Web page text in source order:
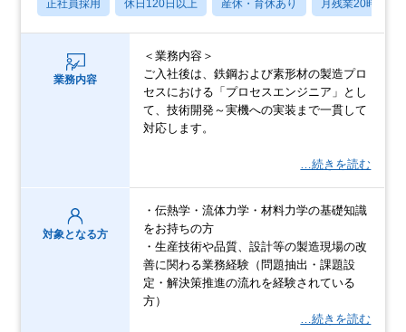
正社員採用 休日120日以上 産休・育休あり 月残業20時間以
業務内容
＜業務内容＞
ご入社後は、鉄鋼および素形材の製造プロ
セスにおける「プロセスエンジニア」とし
て、技術開発～実機への実装まで一貫して
対応します。
…続きを読む
対象となる方
・伝熱学・流体力学・材料力学の基礎知識
をお持ちの方
・生産技術や品質、設計等の製造現場の改
善に関わる業務経験（問題抽出・課題設
定・解決策推進の流れを経験されている
方）
…続きを読む